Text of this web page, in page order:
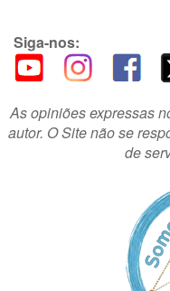
Siga-nos:
As opiniões expressas
autor. O Site não se
de